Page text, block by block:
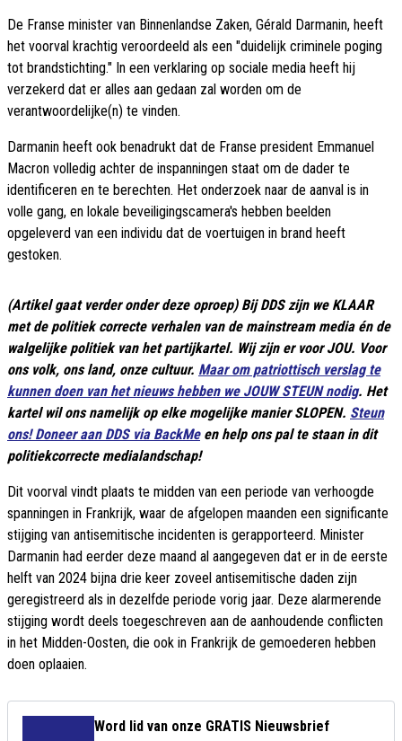
De Franse minister van Binnenlandse Zaken, Gérald Darmanin, heeft
het voorval krachtig veroordeeld als een "duidelijk criminele poging
tot brandstichting." In een verklaring op sociale media heeft hij
verzekerd dat er alles aan gedaan zal worden om de
verantwoordelijke(n) te vinden.
Darmanin heeft ook benadrukt dat de Franse president Emmanuel
Macron volledig achter de inspanningen staat om de dader te
identificeren en te berechten. Het onderzoek naar de aanval is in
volle gang, en lokale beveiligingscamera's hebben beelden
opgeleverd van een individu dat de voertuigen in brand heeft
gestoken.
(Artikel gaat verder onder deze oproep) Bij DDS zijn we KLAAR
met de politiek correcte verhalen van de mainstream media én de
walgelijke politiek van het partijkartel. Wij zijn er voor JOU. Voor
ons volk, ons land, onze cultuur. Maar om patriottisch verslag te
kunnen doen van het nieuws hebben we JOUW STEUN nodig. Het
kartel wil ons namelijk op elke mogelijke manier SLOPEN. Steun
ons! Doneer aan DDS via BackMeen help ons pal te staan in dit
politiekcorrecte medialandschap!
Dit voorval vindt plaats te midden van een periode van verhoogde
spanningen in Frankrijk, waar de afgelopen maanden een significante
stijging van antisemitische incidenten is gerapporteerd. Minister
Darmanin had eerder deze maand al aangegeven dat er in de eerste
helft van 2024 bijna drie keer zoveel antisemitische daden zijn
geregistreerd als in dezelfde periode vorig jaar. Deze alarmerende
stijging wordt deels toegeschreven aan de aanhoudende conflicten
in het Midden-Oosten, die ook in Frankrijk de gemoederen hebben
doen oplaaien.
Word lid van onze GRATIS Nieuwsbrief